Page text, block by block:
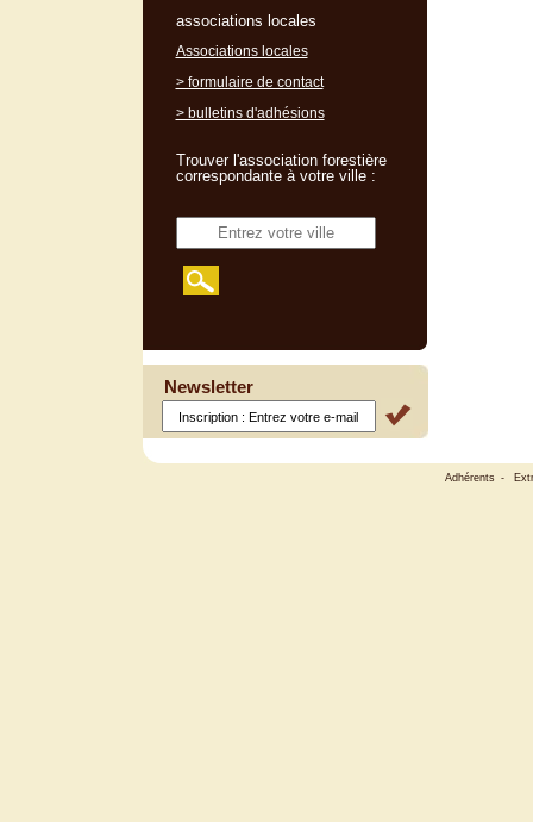
associations locales
Associations locales
> formulaire de contact
> bulletins d'adhésions
Trouver l'association forestière
correspondante à votre ville :
Newsletter
Adhérents -